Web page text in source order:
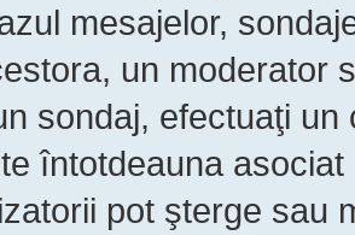
mesajelor,
un moderator
sondaj, efectuaţi
întotdeauna
pot şterge sau